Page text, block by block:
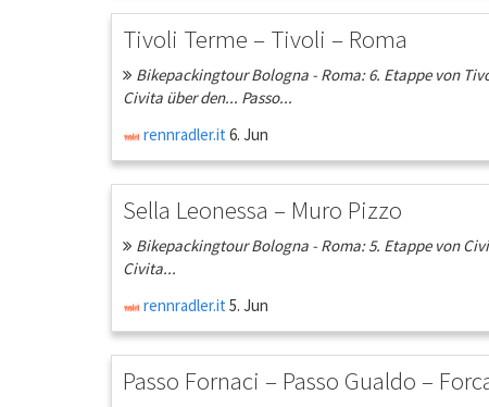
Tivoli Terme – Tivoli – Roma
Bikepackingtour Bologna - Roma: 6. Etappe von
Civita über den... Passo...
rennradler.it 6. Jun
Sella Leonessa – Muro Pizzo
Bikepackingtour Bologna - Roma: 5. Etappe von
Civita...
rennradler.it 5. Jun
Passo Fornaci – Passo Gualdo –